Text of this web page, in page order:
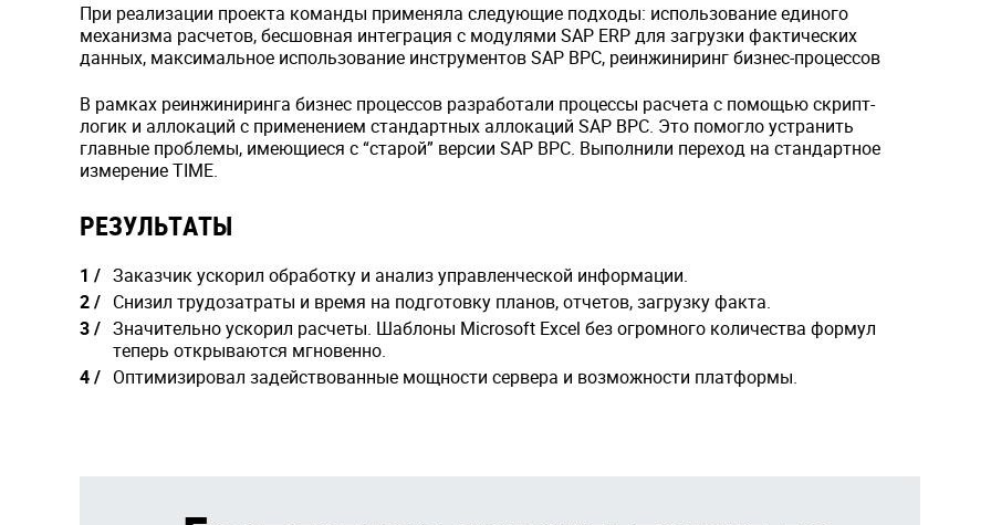
При реализации проекта команды применяла следующие подходы: использование единого
механизма расчетов, бесшовная интеграция с модулями SAP ERP для загрузки фактических
данных, максимальное использование инструментов SAP BPC, реинжиниринг бизнес-процессов
В рамках реинжиниринга бизнес процессов разработали процессы расчета с помощью скрипт-
логик и аллокаций с применением стандартных аллокаций SAP BPC. Это помогло устранить
главные проблемы, имеющиеся с “старой” версии SAP BPC. Выполнили переход на стандартное
измерение TIME.
РЕЗУЛЬТАТЫ
Заказчик ускорил обработку и анализ управленческой информации.
Снизил трудозатраты и время на подготовку планов, отчетов, загрузку факта.
Значительно ускорил расчеты. Шаблоны Microsoft Excel без огромного количества формул
теперь открываются мгновенно.
Оптимизировал задействованные мощности сервера и возможности платформы.